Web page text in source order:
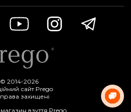
© 2014-2026
сайт Prego
права захищені
взуття Prego